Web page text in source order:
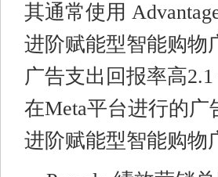
其通常使用
进阶赋能型智能购物
广告支出回报率高
在Meta平台进行的
进阶赋能型智能购物